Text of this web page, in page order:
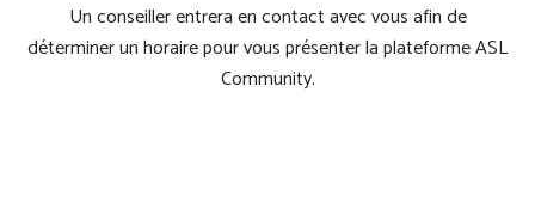
Un conseiller entrera en contact avec vous afin de
déterminer un horaire pour vous présenter la plateforme ASL
Community.